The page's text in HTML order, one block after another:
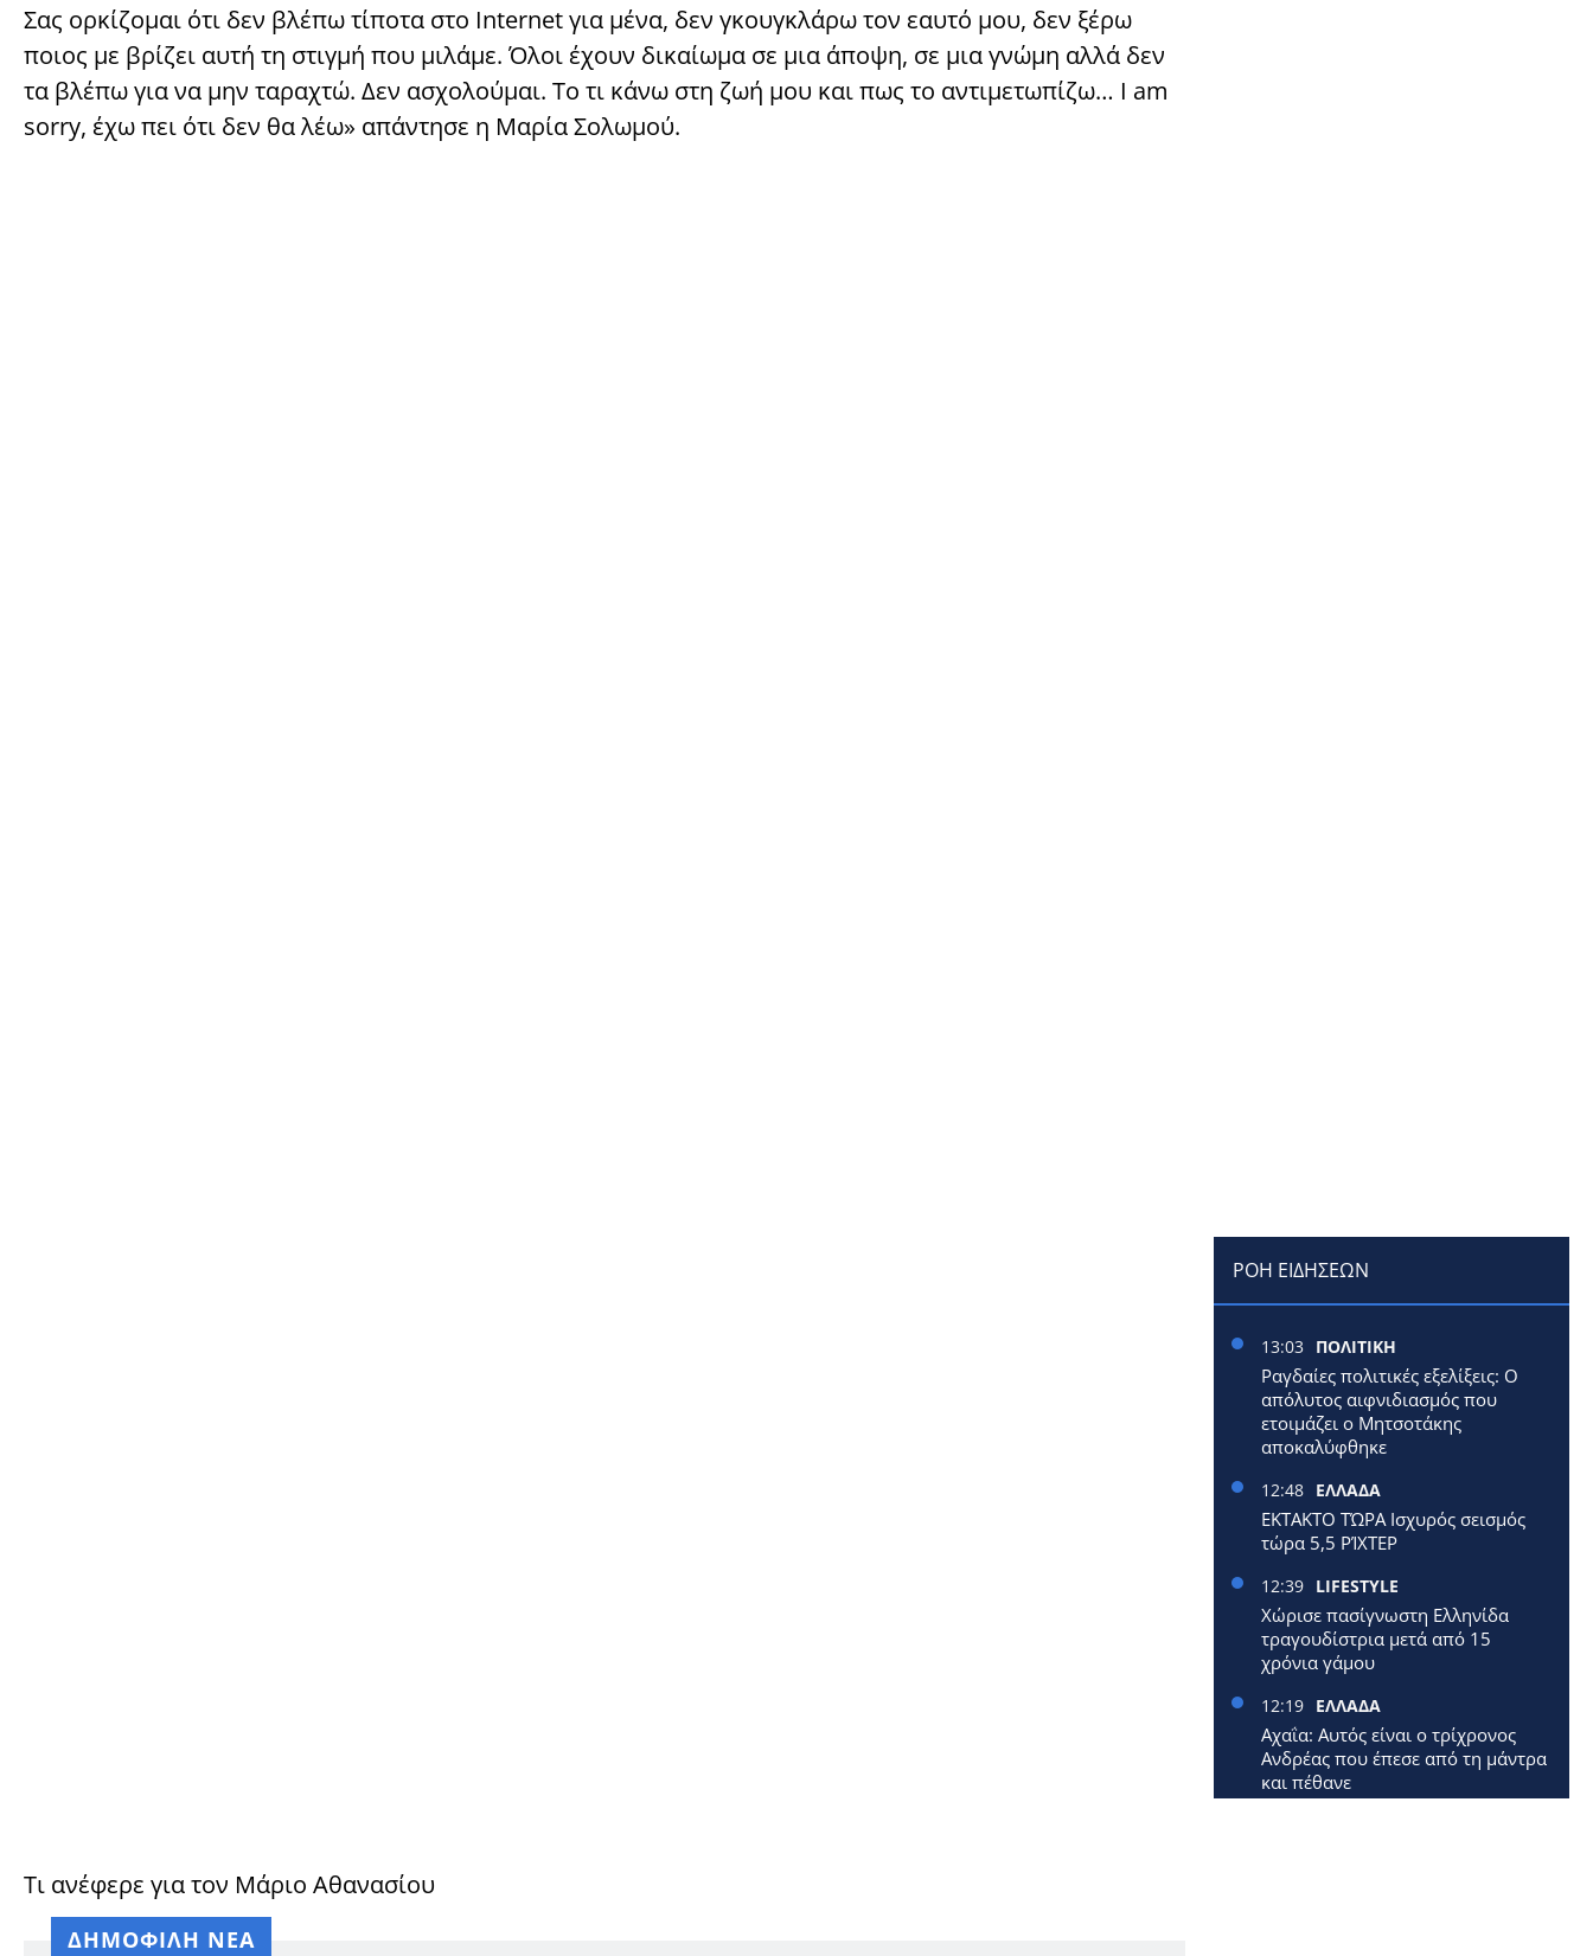
Σας ορκίζομαι ότι δεν βλέπω τίποτα στο Internet για μένα, δεν γκουγκλάρω τον εαυτό μου, δεν ξέρω
ποιος με βρίζει αυτή τη στιγμή που μιλάμε. Όλοι έχουν δικαίωμα σε μια άποψη, σε μια γνώμη αλλά δεν
τα βλέπω για να μην ταραχτώ. Δεν ασχολούμαι. Το τι κάνω στη ζωή μου και πως το αντιμετωπίζω… I am
sorry, έχω πει ότι δεν θα λέω» απάντησε η Μαρία Σολωμού.
Τι ανέφερε για τον Μάριο Αθανασίου
ΔΗΜΟΦΙΛΗ ΝΕΑ
ΡΟΗ ΕΙΔΗΣΕΩΝ
13:03 ΠΟΛΙΤΙΚΗ
Ραγδαίες πολιτικές εξελίξεις: Ο
απόλυτος αιφνιδιασμός που
ετοιμάζει ο Μητσοτάκης
αποκαλύφθηκε
12:48 ΕΛΛΑΔΑ
ΕΚΤΑΚΤΟ ΤΏΡΑ Ισχυρός σεισμός
τώρα 5,5 ΡΊΧΤΕΡ
12:39 LIFESTYLE
Χώρισε πασίγνωστη Ελληνίδα
τραγουδίστρια μετά από 15
χρόνια γάμου
12:19 ΕΛΛΑΔΑ
Αχαΐα: Αυτός είναι ο τρίχρονος
Ανδρέας που έπεσε από τη μάντρα
και πέθανε